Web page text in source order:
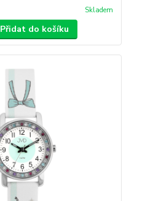
Skladem
Přidat do košíku